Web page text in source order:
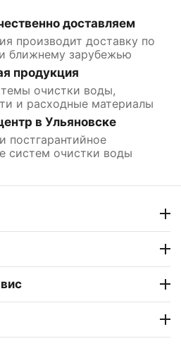
доставляем
производит доставку по
ближнему зарубежью
продукция
очистки воды,
и расходные материалы
в Ульяновске
постгарантийное
систем очистки воды